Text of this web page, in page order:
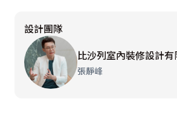
設計團隊
比沙列室內裝修設計有
張靜峰